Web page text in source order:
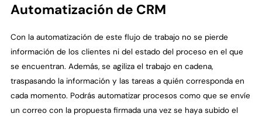
Automatización de CRM
Con la automatización de este flujo de trabajo no se pierde
información de los clientes ni del estado del proceso en el que
se encuentran. Además, se agiliza el trabajo en cadena,
traspasando la información y las tareas a quién corresponda en
cada momento. Podrás automatizar procesos como que se envíe
un correo con la propuesta firmada una vez se haya subido el